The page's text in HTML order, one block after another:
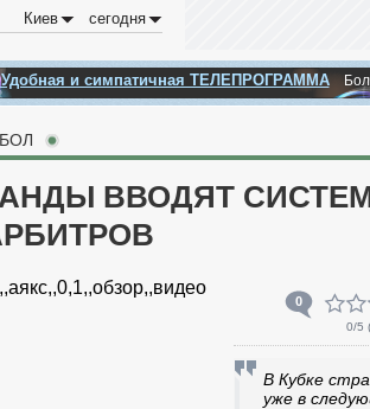
Киев сегодня
и симпатичная ТЕЛЕПРОГРАММА
ВВОДЯТ
0
0/5 (
В Кубке
уже в